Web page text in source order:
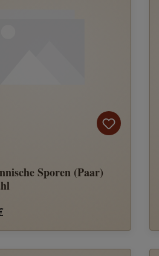
Sporen (Paar)
Preis: